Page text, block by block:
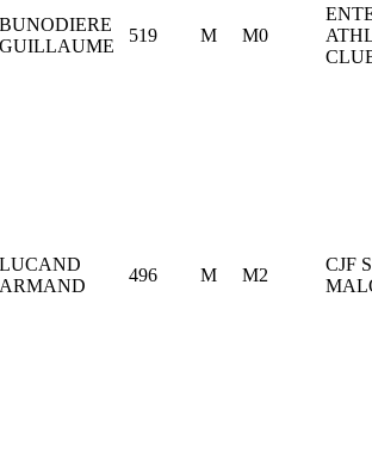
BUNODIERE
GUILLAUME
519 M M0
LUCAND
ARMAND
496 M M2
CJF